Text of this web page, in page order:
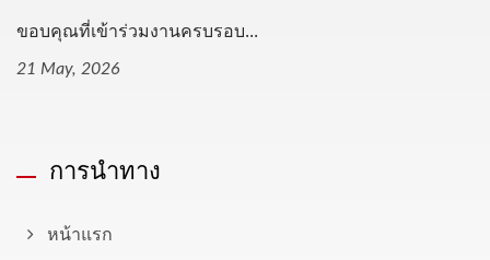
ขอบคุณที่เข้าร่วมงานครบรอบ...
21 May, 2026
การนำทาง
หน้าแรก